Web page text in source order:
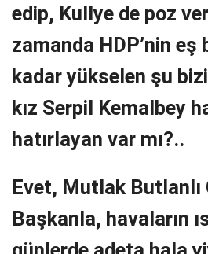
edip, Kullye de poz
zamanda HDP’nin eş
kadar yükselen şu
kız Serpil Kemalbey
hatırlayan var mı?..
Evet, Mutlak Butlanlı
Başkanla, havaların